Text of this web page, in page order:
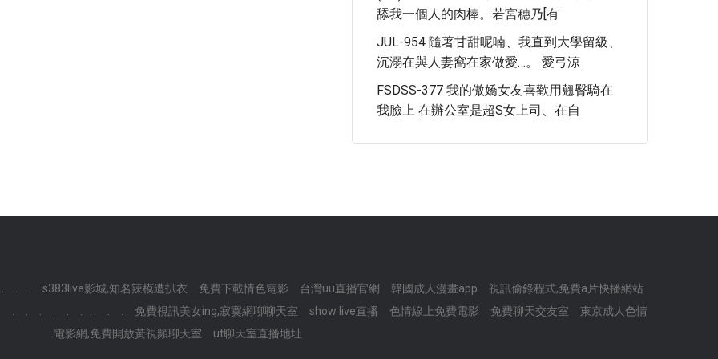
舔我一個人的肉棒。若宮穗乃[有
JUL-954 隨著甘甜呢喃、我直到大學留級、
沉溺在與人妻窩在家做愛…。 愛弓涼
FSDSS-377 我的傲嬌女友喜歡用翹臀騎在
我臉上 在辦公室是超S女上司、在自
s383live影城,知名辣模遭扒衣 免費下載情色電影 台灣uu直播官網 韓國成人漫畫app
視訊偷錄程式,免費a片快播網站
免費視訊美女ing,寂寞網聊聊天室 show live直播 色情線上免費電影 免費聊天交友室
東京成人色情
電影網,免費開放黃視頻聊天室
ut聊天室直播地址